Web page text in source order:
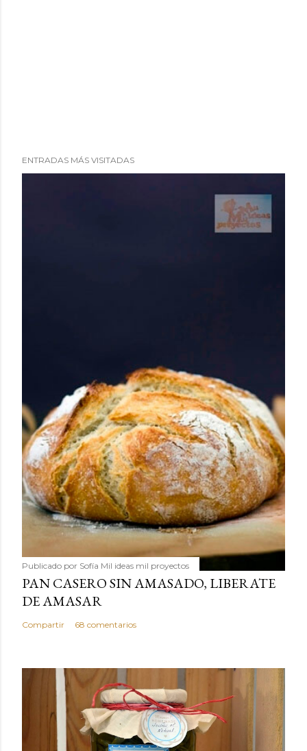
ENTRADAS MÁS VISITADAS
Publicado por Sofía Mil ideas mil proyectos
PAN CASERO SIN AMASADO, LIBERATE
DE AMASAR
Compartir 68 comentarios